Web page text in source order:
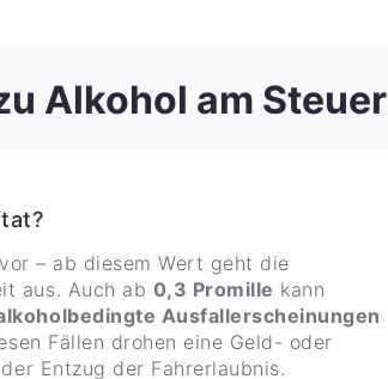
Alkohol am Steuer
vor – ab diesem Wert geht die
aus. Auch ab 0,3 Promille kann
Ausfallerscheinungen
Fällen drohen eine Geld- oder
Entzug der Fahrerlaubnis.